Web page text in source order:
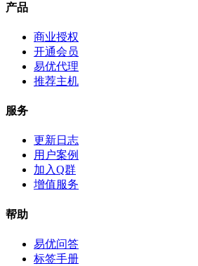
产品
商业授权
开通会员
易优代理
推荐主机
服务
更新日志
用户案例
加入Q群
增值服务
帮助
易优问答
标签手册